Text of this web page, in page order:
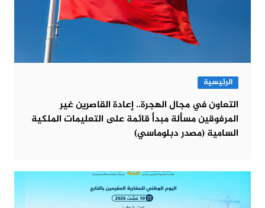
الرئيسية
التعاون في مجال الهجرة.. إعادة القاصرين غير
المرفوقين مسألة مبدأ قائمة على التعليمات الملكية
السامية (مصدر دبلوماسي)